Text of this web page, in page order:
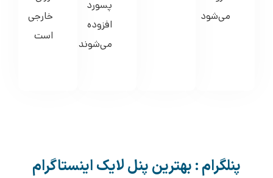
می‌شود
پسورد
افزوده
می‌شوند.
خارجی
است
پنلگرام : بهترین پنل لایک اینستاگرام